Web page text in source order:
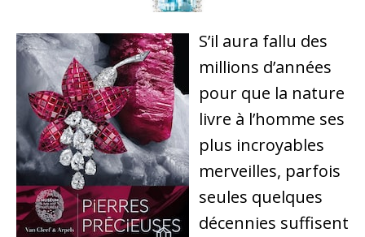
S’il aura fallu des
millions d’années
pour que la nature
livre à l’homme ses
plus incroyables
merveilles, parfois
seules quelques
décennies suffisent